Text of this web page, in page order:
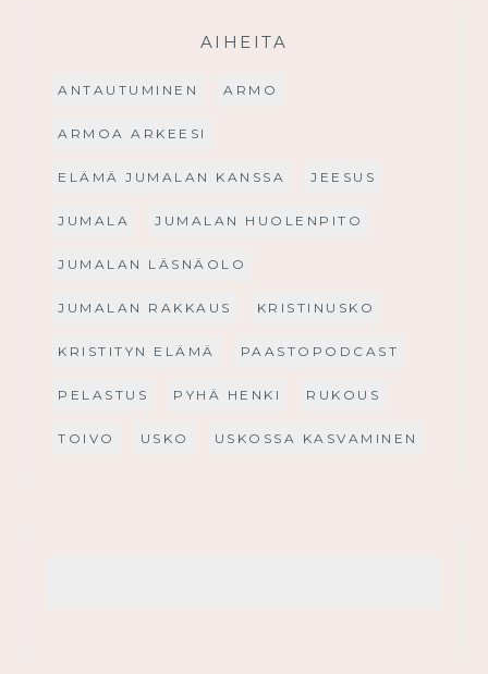
AIHEITA
ANTAUTUMINEN ARMO
ARMOA ARKEESI
ELÄMÄ JUMALAN KANSSA JEESUS
JUMALA JUMALAN HUOLENPITO
JUMALAN LÄSNÄOLO
JUMALAN RAKKAUS KRISTINUSKO
KRISTITYN ELÄMÄ PAASTOPODCAST
PELASTUS PYHÄ HENKI RUKOUS
TOIVO USKO USKOSSA KASVAMINEN